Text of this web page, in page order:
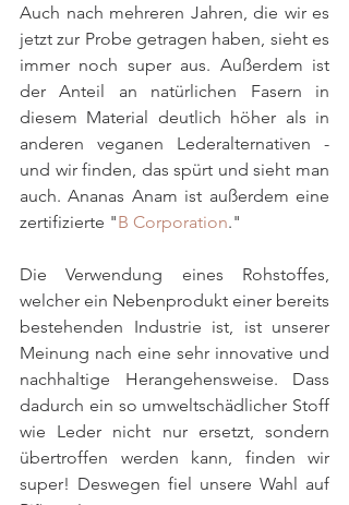
Auch nach mehreren Jahren, die wir es
jetzt zur Probe getragen haben, sieht es
immer noch super aus. Außerdem ist
der Anteil an natürlichen Fasern in
diesem Material deutlich höher als in
anderen veganen Lederalternativen -
und wir finden, das spürt und sieht man
auch. Ananas Anam ist außerdem eine
zertifizierte "B Corporation."
Die Verwendung eines Rohstoffes,
welcher ein Nebenprodukt einer bereits
bestehenden Industrie ist, ist unserer
Meinung nach eine sehr innovative und
nachhaltige Herangehensweise. Dass
dadurch ein so umweltschädlicher Stoff
wie Leder nicht nur ersetzt, sondern
übertroffen werden kann, finden wir
super! Deswegen fiel unsere Wahl auf